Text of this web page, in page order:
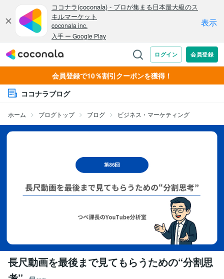
会員登録で10％割引クーポンを獲得！
ココナラブログ
ホーム ブログトップ ブログ ビジネス・マーケティング
長尺動画を最後まで見てもらうための“分割思